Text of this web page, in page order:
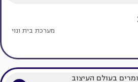
מערכת בית ונוי